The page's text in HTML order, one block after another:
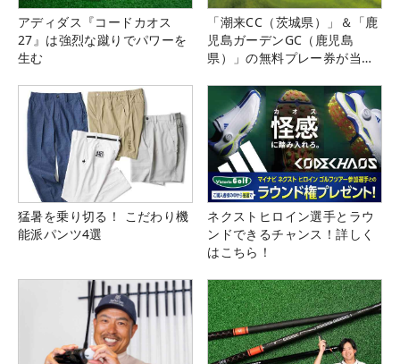
アディダス『コードカオス
27』は強烈な蹴りでパワーを
生む
「潮来CC（茨城県）」＆「鹿
児島ガーデンGC（鹿児島
県）」の無料プレー券が当た
猛暑を乗り切る！ こだわり機
能派パンツ4選
ネクストヒロイン選手とラウ
ンドできるチャンス！詳しく
はこちら！